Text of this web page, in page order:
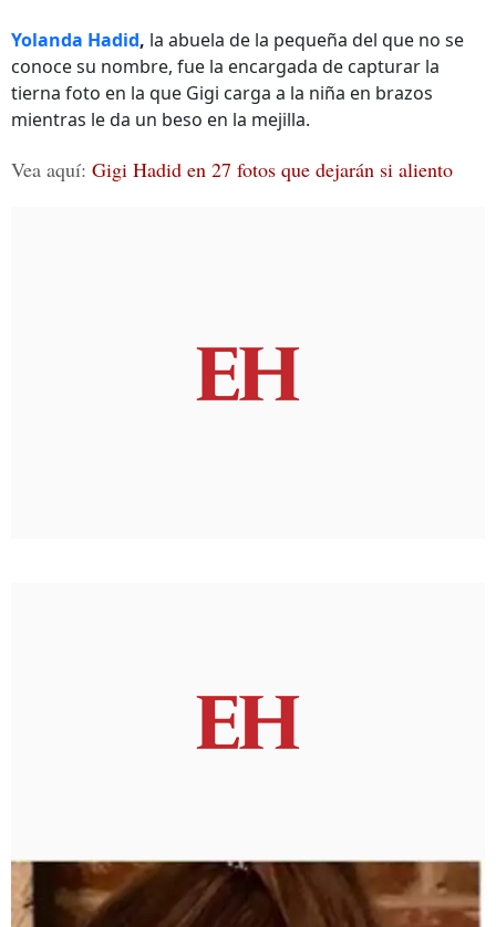
Yolanda Hadid, la abuela de la pequeña del que no se
conoce su nombre, fue la encargada de capturar la
tierna foto en la que Gigi carga a la niña en brazos
mientras le da un beso en la mejilla.
Vea aquí: Gigi Hadid en 27 fotos que dejarán si aliento